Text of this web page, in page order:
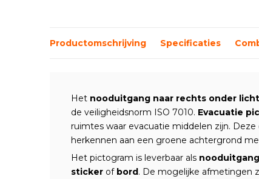
Productomschrijving Specificaties
Het nooduitgang naar rechts onder
de veiligheidsnorm ISO 7010. Evacuatie
ruimtes waar evacuatie middelen zijn.
herkennen aan een groene achtergrond
Het pictogram is leverbaar als
sticker ofbord. De mogelijke afmetingen